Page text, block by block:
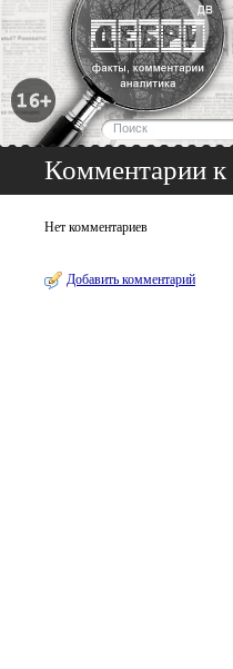
Комментарии к
Нет комментариев
Добавить комментарий